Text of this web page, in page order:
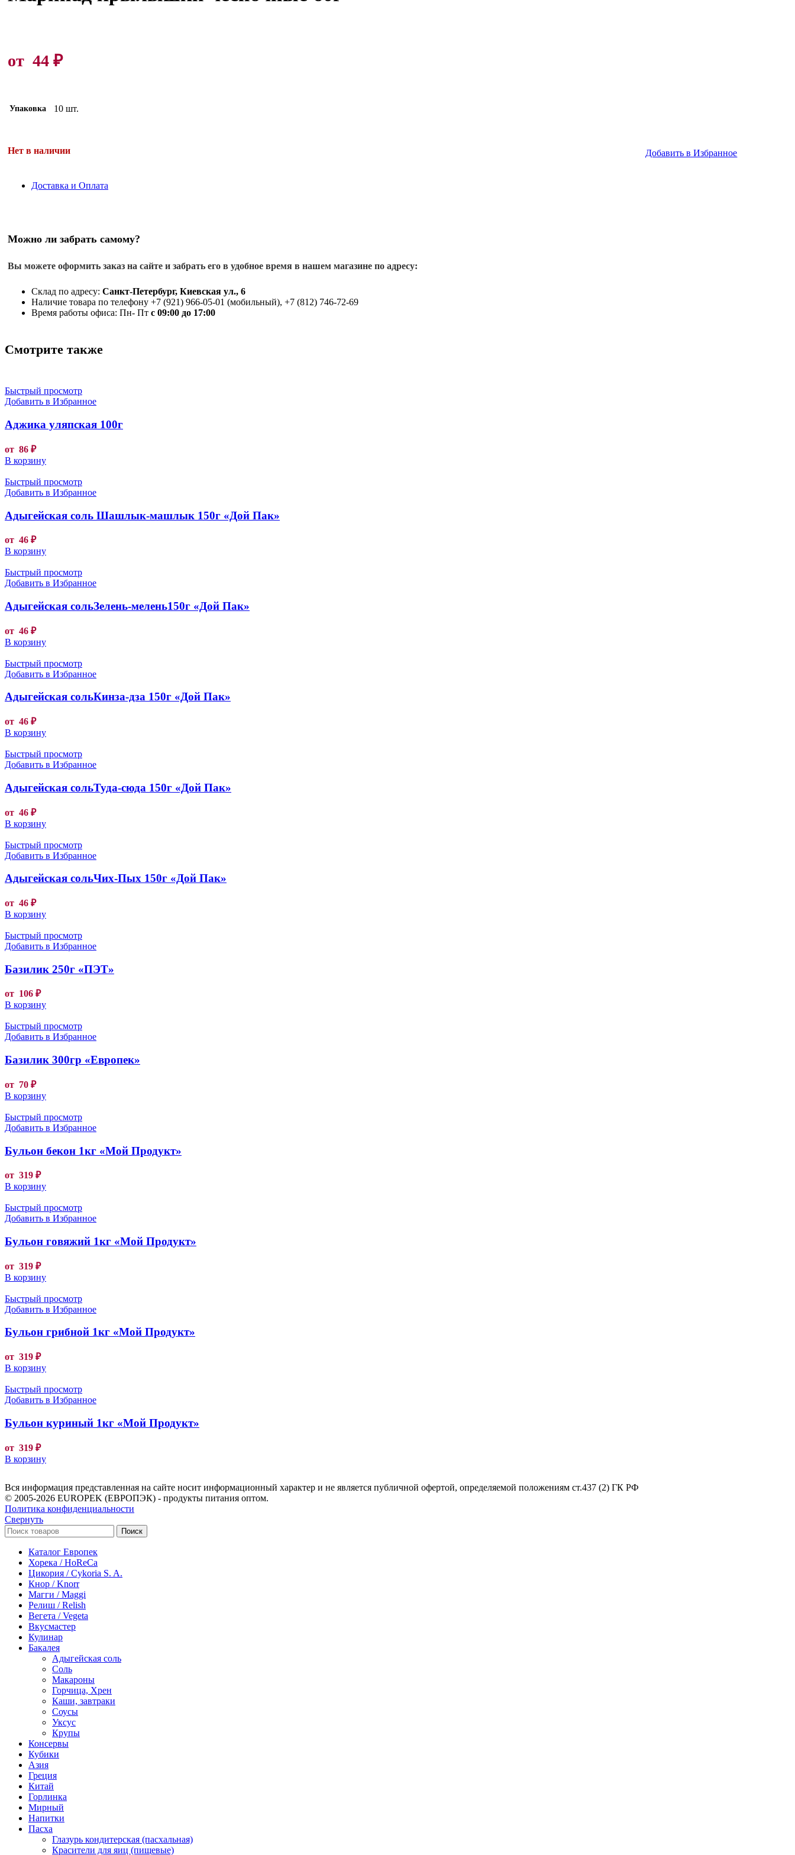
от 44 ₽
Упаковка 10 шт.
Нет в наличии Добавить в Избранное
Доставка и Оплата
Можно ли забрать самому?
Вы можете оформить заказ на сайте и забрать его в удобное время в нашем магазине по адресу:
Склад по адресу: Санкт-Петербург, Киевская ул., 6
Наличие товара по телефону +7 (921) 966-05-01 (мобильный), +7 (812) 746-72-69
Время работы офиса: Пн- Пт с 09:00 до 17:00
Смотрите также
Быстрый просмотр
Добавить в Избранное
Аджика уляпская 100г
от 86 ₽
В корзину
Быстрый просмотр
Добавить в Избранное
Адыгейская соль Шашлык-машлык 150г «Дой Пак»
от 46 ₽
В корзину
Быстрый просмотр
Добавить в Избранное
Адыгейская сольЗелень-мелень150г «Дой Пак»
от 46 ₽
В корзину
Быстрый просмотр
Добавить в Избранное
Адыгейская сольКинза-дза 150г «Дой Пак»
от 46 ₽
В корзину
Быстрый просмотр
Добавить в Избранное
Адыгейская сольТуда-сюда 150г «Дой Пак»
от 46 ₽
В корзину
Быстрый просмотр
Добавить в Избранное
Адыгейская сольЧих-Пых 150г «Дой Пак»
от 46 ₽
В корзину
Быстрый просмотр
Добавить в Избранное
Базилик 250г «ПЭТ»
от 106 ₽
В корзину
Быстрый просмотр
Добавить в Избранное
Базилик 300гр «Европек»
от 70 ₽
В корзину
Быстрый просмотр
Добавить в Избранное
Бульон бекон 1кг «Мой Продукт»
от 319 ₽
В корзину
Быстрый просмотр
Добавить в Избранное
Бульон говяжий 1кг «Мой Продукт»
от 319 ₽
В корзину
Быстрый просмотр
Добавить в Избранное
Бульон грибной 1кг «Мой Продукт»
от 319 ₽
В корзину
Быстрый просмотр
Добавить в Избранное
Бульон куриный 1кг «Мой Продукт»
от 319 ₽
В корзину
Вся информация представленная на сайте носит информационный характер и не является публичной офертой, определяемой положениям ст.437 (2) ГК РФ
© 2005-2026 EUROPEK (ЕВРОПЭК) - продукты питания оптом.
Политика конфиденциальности
Свернуть
Поиск
Каталог Европек
Хорека / HoReCa
Цикория / Cykoria S. A.
Кнор / Knorr
Магги / Maggi
Релиш / Relish
Вегета / Vegeta
Вкусмастер
Кулинар
Бакалея
Адыгейская соль
Соль
Макароны
Горчица, Хрен
Каши, завтраки
Соусы
Уксус
Крупы
Консервы
Кубики
Азия
Греция
Китай
Горлинка
Мирный
Напитки
Пасха
Глазурь кондитерская (пасхальная)
Красители для яиц (пищевые)